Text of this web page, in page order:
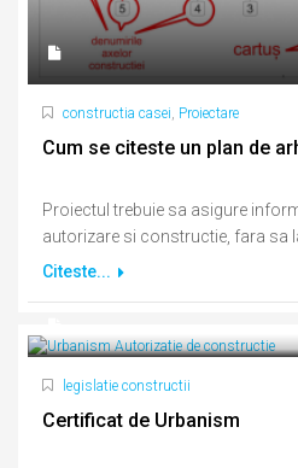
constructia casei Proiectare
Cum se citeste un plan de
Proiectul trebuie sa asigure
autorizare si constructie, fara sa
Citeste...
legislatie constructii
Certificat de Urbanism